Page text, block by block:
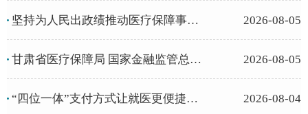
坚持为人民出政绩推动医疗保障事业高质量发展 2026-08-05
甘肃省医疗保障局 国家金融监管总局甘肃监管局关于支持发展定制型商业医... 2026-08-05
“四位一体”支付方式让就医更便捷省心 2026-08-04